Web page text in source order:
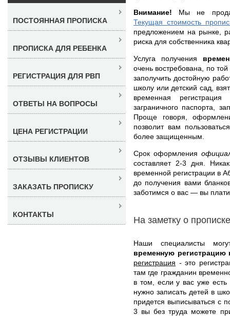
Внимание! Мы не
Текущая стоимость
предложением на рынке,
риска для собственника
Услуга получения
очень востребована, по
заполучить достойную
школу или детский сад,
временная
заграничного паспорта,
Проще говоря,
позволит вам
более защищенным.
Срок оформления
составляет 2-3 дня.
временной регистрации в
до получения вами
заботимся о вас — вы
На заметку о прописке
Наши специалисты
временную регистрацию
регистрация - это
там где гражданин
в том, если у вас уже
нужно записать детей в
придется выписываться с
3 вы без труда можете
ПОСТОЯННАЯ ПРОПИСКА
ПРОПИСКА ДЛЯ РЕБЕНКА
РЕГИСТРАЦИЯ ДЛЯ РВП
ОТВЕТЫ НА ВОПРОСЫ
ЦЕНА РЕГИСТРАЦИИ
ОТЗЫВЫ КЛИЕНТОВ
ЗАКАЗАТЬ ПРОПИСКУ
КОНТАКТЫ